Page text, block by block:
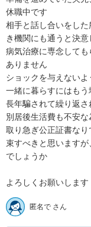
休職中です
相手と話し合いをし
き機関にも通うと決
病気治療に専念して
ありません
ショックを与えない
一緒に暮らすにはも
長年騙されて繰り返
別居後生活費も不安
取り急ぎ公正証書な
束すべきと思います
でしょうか
よろしくお願いします
匿名で さん